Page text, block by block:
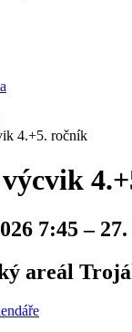
4.+5. ročník
7:45 –
areál